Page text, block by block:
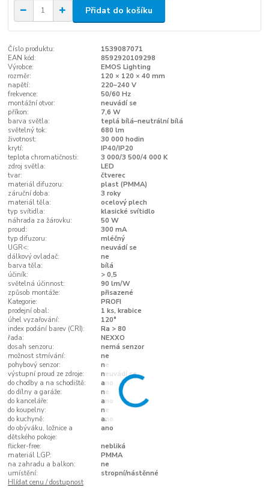
Přidat do košíku
Číslo produktu:
1539087071
EAN kód:
8592920109298
Výrobce:
EMOS Lighting
rozměr:
120 × 120 × 40 mm
napětí:
220–240 V
frekvence:
50/60 Hz
montážní otvor:
neuvádí se
příkon:
7,6 W
barva světla:
teplá bílá–neutrální bílá
světelný tok:
680 lm
životnost:
30 000 hodin
krytí:
IP40/IP20
teplota chromatičnosti:
3 000/3 500/4 000 K
zdroj světla:
LED
tvar:
čtverec
materiál difuzoru:
plast (PMMA)
záruční doba:
3 roky
materiál těla:
ocelový plech
typ svítidla:
klasické svítidlo
náhrada za žárovku:
50 W
proud:
300 mA
typ difuzoru:
mléčný
UGR<:
neuvádí se
dálkový ovladač:
ne
barva těla:
bílá
účiník:
> 0,5
světelná účinnost:
90 lm/W
způsob montáže:
přisazené
Kategorie:
PROFI
prodejní obal:
1 ks, krabice
úhel vyzařování:
120°
index podání barev (CRI):
Ra > 80
řada:
NEXXO
dosah senzoru:
nemá senzor
možnost stmívání:
ne
pohybový senzor:
ne
výstupní proud ze zdroje:
neuvádí se
do chodby a na schodiště:
ano
do dílny a garáže:
ne
do kanceláře:
ano
do koupelny:
ne
do kuchyně:
ano
do obýváku, ložnice a
dětského pokoje:
ano
flicker-free:
nebliká
materiál LGP:
PMMA
na zahradu a balkon:
ne
umístění:
stropní/nástěnné
Hlídat cenu / dostupnost